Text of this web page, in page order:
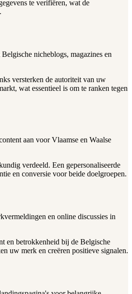
te verifiëren, wat de
nicheblogs, magazines en
versterken de autoriteit van uw
wat essentieel is om te ranken tegen
aan voor Vlaamse en Waalse
verdeeld. Een gepersonaliseerde
en conversie voor beide doelgroepen.
en online discussies in
en betrokkenheid bij de Belgische
uw merk en creëren positieve signalen.